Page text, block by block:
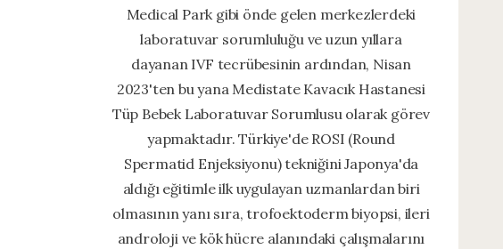
Medical Park gibi önde gelen merkezlerdeki
laboratuvar sorumluluğu ve uzun yıllara
dayanan IVF tecrübesinin ardından, Nisan
2023'ten bu yana Medistate Kavacık Hastanesi
Tüp Bebek Laboratuvar Sorumlusu olarak görev
yapmaktadır. Türkiye'de ROSI (Round
Spermatid Enjeksiyonu) tekniğini Japonya'da
aldığı eğitimle ilk uygulayan uzmanlardan biri
olmasının yanı sıra, trofoektoderm biyopsi, ileri
androloji ve kök hücre alanındaki çalışmalarını